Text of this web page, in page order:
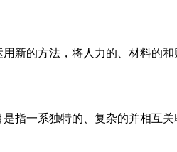
新的方法，将人力的、材料的
是指一系独特的、复杂的并相互